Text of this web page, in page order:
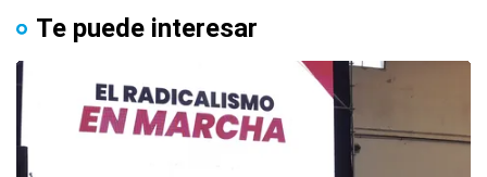
Te puede interesar